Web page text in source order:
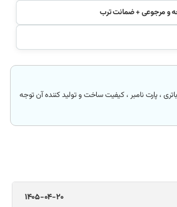
، پارت نامبر ، کیفیت ساخت و تولید کننده آن توجه
1405-04-20